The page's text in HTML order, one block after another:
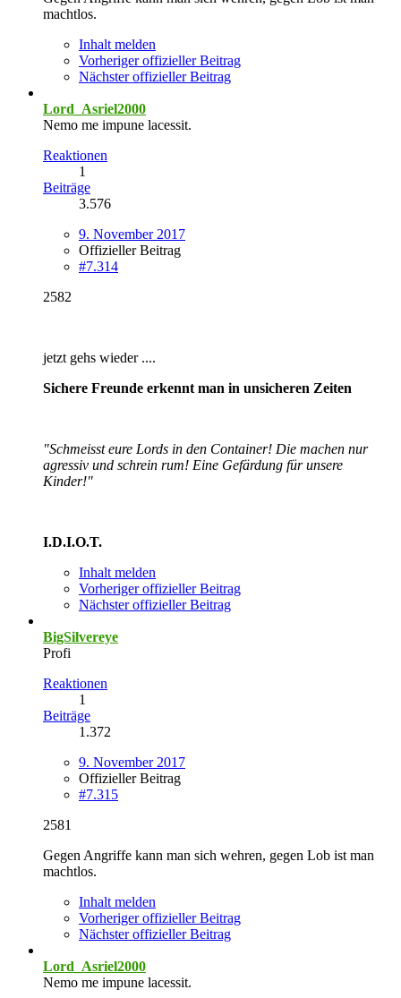
machtlos.
Inhalt melden
Vorheriger offizieller Beitrag
Nächster offizieller Beitrag
Lord_Asriel2000
Nemo me impune lacessit.
Reaktionen
1
Beiträge
3.576
9. November 2017
Offizieller Beitrag
#7.314
2582
jetzt gehs wieder ....
Sichere Freunde erkennt man in unsicheren Zeiten
"Schmeisst eure Lords in den Container! Die machen nur
agressiv und schrein rum! Eine Gefärdung für unsere
Kinder!"
I.D.I.O.T.
Inhalt melden
Vorheriger offizieller Beitrag
Nächster offizieller Beitrag
BigSilvereye
Profi
Reaktionen
1
Beiträge
1.372
9. November 2017
Offizieller Beitrag
#7.315
2581
Gegen Angriffe kann man sich wehren, gegen Lob ist man
machtlos.
Inhalt melden
Vorheriger offizieller Beitrag
Nächster offizieller Beitrag
Lord_Asriel2000
Nemo me impune lacessit.